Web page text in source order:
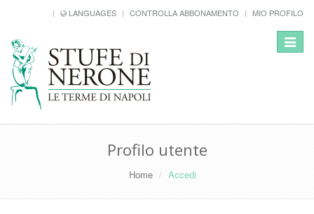
LANGUAGES CONTROLLA ABBONAMENTO MIO PROFILO
Toggle
Profilo utente
Home Accedi